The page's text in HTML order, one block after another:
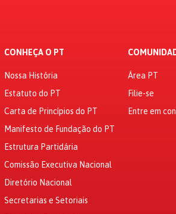
CONHEÇA O PT
Nossa História
Estatuto do PT
Carta de Princípios do PT
Manifesto de Fundação do PT
Estrutura Partidária
Comissão Executiva Nacional
Diretório Nacional
Secretarias e Setoriais
Área PT
Filie-se
Entre em